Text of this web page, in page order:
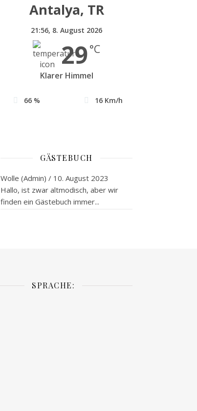
Antalya, TR
21:56, 8. August 2026
29°C
Klarer Himmel
66 % 16 Km/h
GÄSTEBUCH
Wolle (Admin) / 10. August 2023
Hallo, ist zwar altmodisch, aber wir
finden ein Gästebuch immer...
SPRACHE: